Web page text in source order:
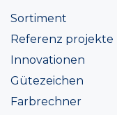
Sortiment
Referenz projekte
Innovationen
Gütezeichen
Farbrechner